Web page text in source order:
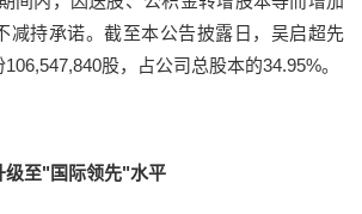
减持承诺。截至本公告披露日，吴启超先
股，占公司总股本的34.95%。
级至"国际领先"水平